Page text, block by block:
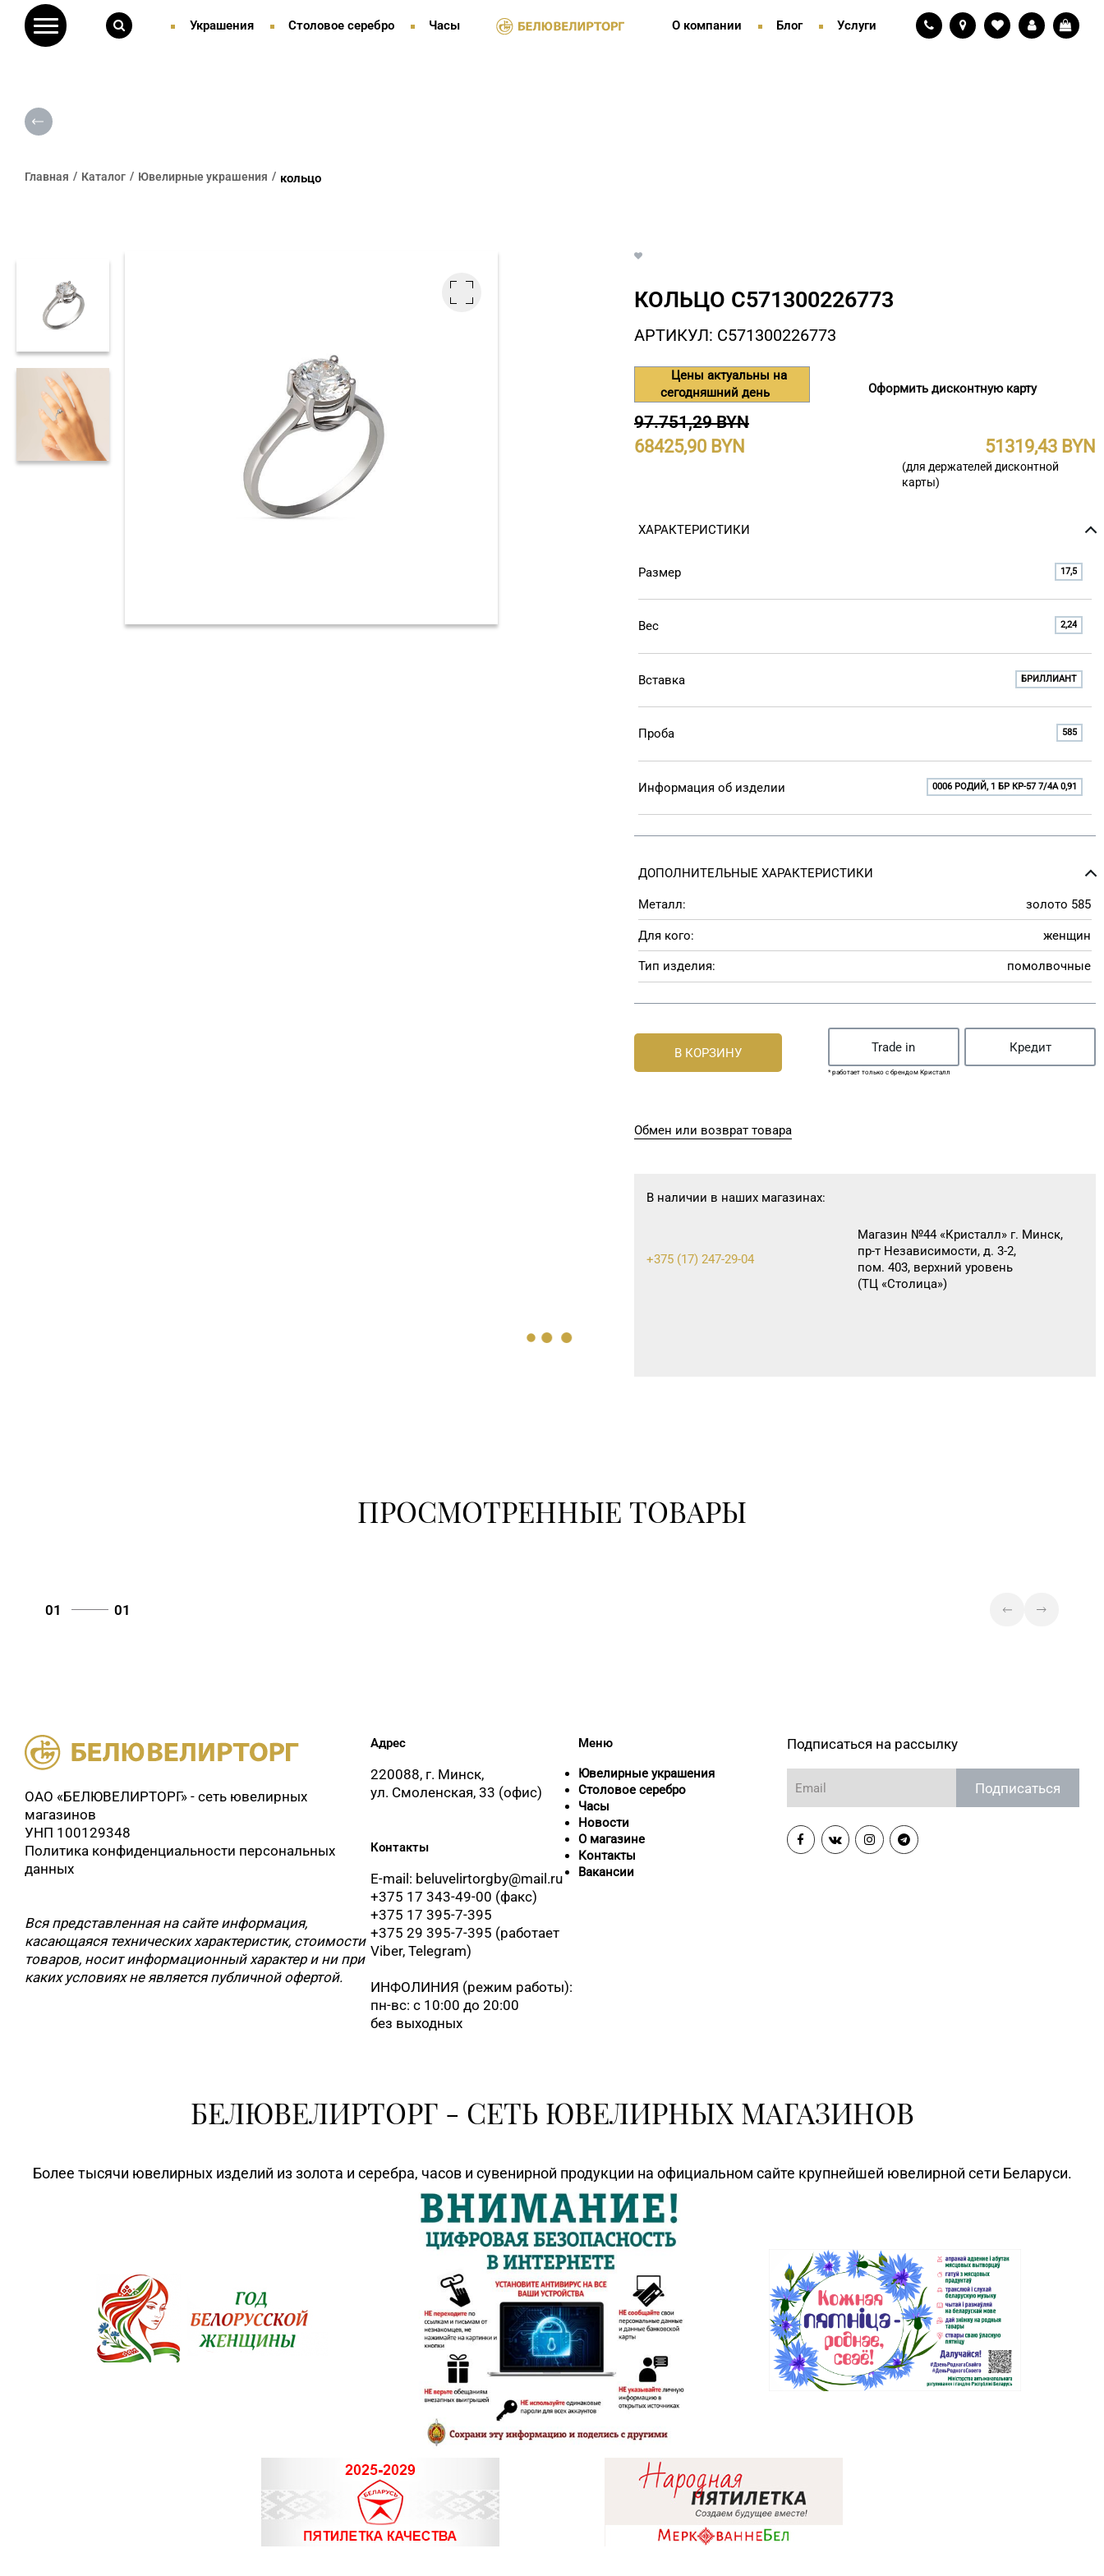
Украшения Столовое серебро Часы О компании Блог Услуги
Главная Каталог Ювелирные украшения кольцо
КОЛЬЦО С571300226773
АРТИКУЛ: С571300226773
Цены актуальны на
сегодняшний день
Оформить дисконтную карту
97.751,29 BYN
68425,90 51319,43
(для держателей дисконтной
карты)
ХАРАКТЕРИСТИКИ
Размер 17,5
Вес 2,24
Вставка БРИЛЛИАНТ
Проба 585
Информация об изделии 0006 РОДИЙ, 1 БР КР-57 7/4A 0,91
ДОПОЛНИТЕЛЬНЫЕ ХАРАКТЕРИСТИКИ
Металл: золото 585
Для кого: женщин
Тип изделия: помолвочные
В КОРЗИНУ Trade in Кредит
* работает только с брендом Кристалл
Обмен или возврат товара
В наличии в наших магазинах:
+375 (17) 247-29-04
Магазин №44 «Кристалл» г. Минск,
пр-т Независимости, д. 3-2,
пом. 403, верхний уровень
(ТЦ «Столица»)
ПРОСМОТРЕННЫЕ ТОВАРЫ
01 01
ОАО «БЕЛЮВЕЛИРТОРГ» - сеть ювелирных
магазинов
УНП 100129348
Политика конфиденциальности персональных
данных
Вся представленная на сайте информация,
касающаяся технических характеристик, стоимости
товаров, носит информационный характер и ни при
каких условиях не является публичной офертой.
Адрес
220088, г. Минск,
ул. Смоленская, 33 (офис)
Контакты
E-mail: beluvelirtorgby@mail.ru
+375 17 343-49-00 (факс)
+375 17 395-7-395
+375 29 395-7-395 (работает
Viber, Telegram)
ИНФОЛИНИЯ (режим работы):
пн-вс: с 10:00 до 20:00
без выходных
Меню
Ювелирные украшения
Столовое серебро
Часы
Новости
О магазине
Контакты
Вакансии
Подписаться на рассылку
Подписаться
БЕЛЮВЕЛИРТОРГ - СЕТЬ ЮВЕЛИРНЫХ МАГАЗИНОВ
Более тысячи ювелирных изделий из золота и серебра, часов и сувенирной продукции на официальном сайте крупнейшей ювелирной сети Беларуси.